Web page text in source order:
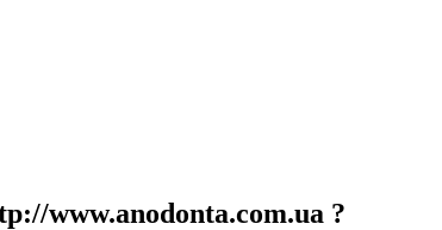
www.anodonta.com.ua ?